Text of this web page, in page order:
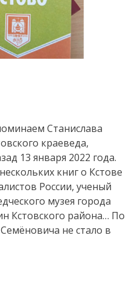
Станислава
краеведа,
13 января 2022 года.
книг о Кстове
России, ученый
музея города
Кстовского района… По
не стало в